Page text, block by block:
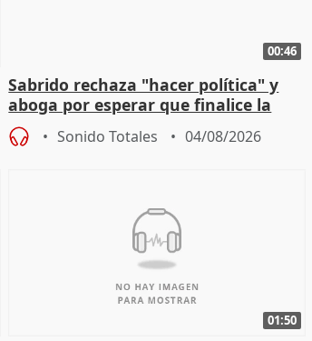
00:46
Sabrido rechaza "hacer política" y
aboga por esperar que finalice la
investigación del incendio
Sonido Totales 04/08/2026
01:50